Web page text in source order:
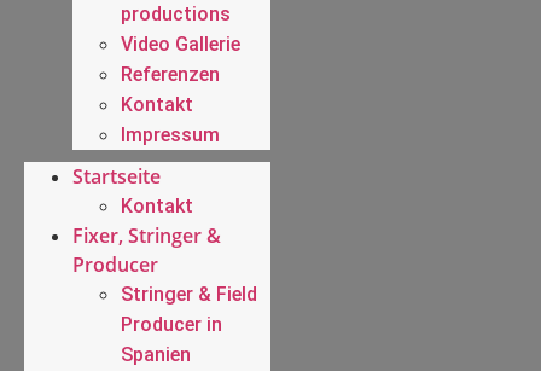
productions
Video Gallerie
Referenzen
Kontakt
Impressum
Startseite
Kontakt
Fixer, Stringer &
Producer
Stringer & Field
Producer in
Spanien